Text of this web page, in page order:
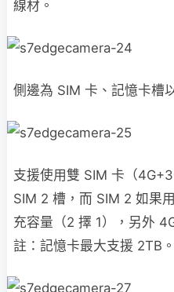
線材。
側邊為 SIM 卡、記憶卡槽
支援使用雙 SIM 卡（
SIM 2 槽，而 SIM 2 如果
充容量（2 擇 1），另外
註：記憶卡最大支援 2TB。